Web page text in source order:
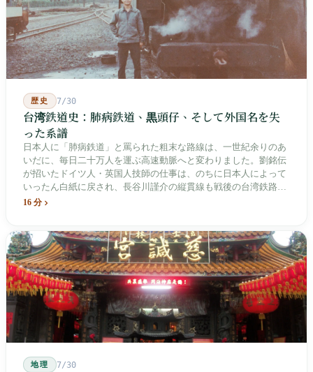
歴史 7/30
台湾鉄道史：肺病鉄道、黒頭仔、そして外国名を失
った系譜
日本人に「肺病鉄道」と罵られた粗末な路線は、一世紀余りのあ
いだに、毎日二十万人を運ぶ高速動脈へと変わりました。劉銘伝
が招いたドイツ人・英国人技師の仕事は、のちに日本人によって
いったん白紙に戻され、長谷川謹介の縦貫線も戦後の台湾鉄路に
よって改名・改番されました。どの世代も前の世代の記録を脚注
治スローガン、そしてようやくプユマ・タロコの世代になって、
先住民族の地名が再びレールの上に敷き戻されたのです。
16 分
地理 7/30